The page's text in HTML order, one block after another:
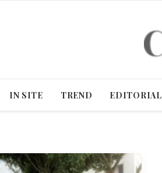
IN SITE TREND EDITORIAL